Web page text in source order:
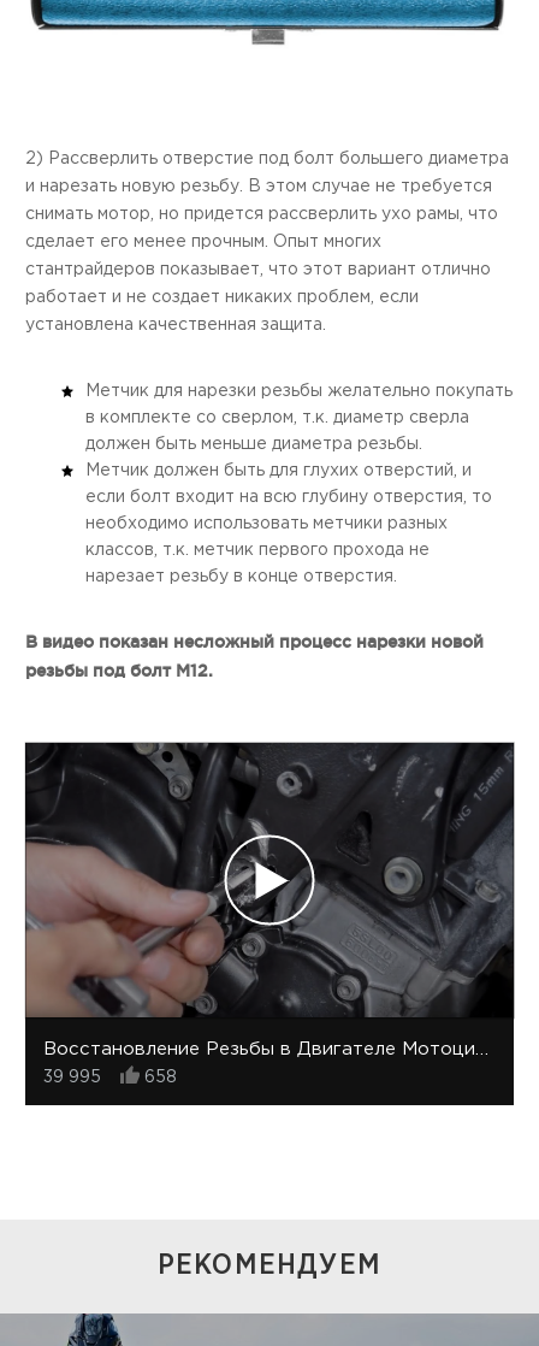
2) Рассверлить отверстие под болт большего диаметра
и нарезать новую резьбу. В этом случае не требуется
снимать мотор, но придется рассверлить ухо рамы, что
сделает его менее прочным. Опыт многих
стантрайдеров показывает, что этот вариант отлично
работает и не создает никаких проблем, если
установлена качественная защита.
Метчик для нарезки резьбы желательно покупать
в комплекте со сверлом, т.к. диаметр сверла
должен быть меньше диаметра резьбы.
Метчик должен быть для глухих отверстий, и
если болт входит на всю глубину отверстия, то
необходимо использовать метчики разных
классов, т.к. метчик первого прохода не
нарезает резьбу в конце отверстия.
В видео показан несложный процесс нарезки новой
резьбы под болт M12.
39 995 658
РЕКОМЕНДУЕМ